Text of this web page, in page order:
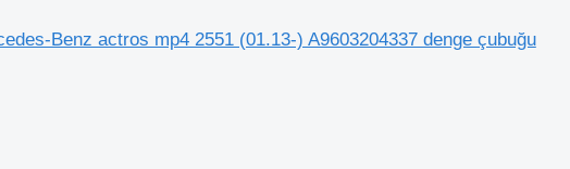
Benz actros mp4 2551 (01.13-) A9603204337 denge çubuğu